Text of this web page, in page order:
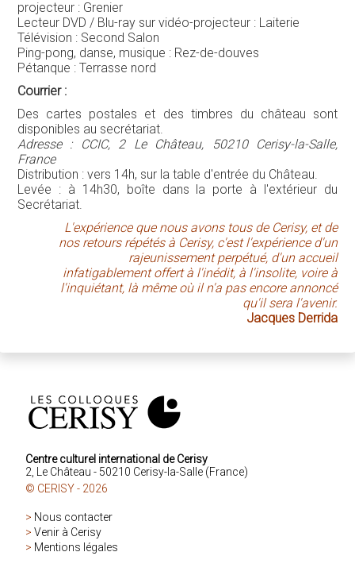
projecteur : Grenier
Lecteur DVD / Blu-ray sur vidéo-projecteur : Laiterie
Télévision : Second Salon
Ping-pong, danse, musique : Rez-de-douves
Pétanque : Terrasse nord
Courrier :
Des cartes postales et des timbres du château sont
disponibles au secrétariat.
Adresse : CCIC, 2 Le Château, 50210 Cerisy-la-Salle,
France
Distribution : vers 14h, sur la table d'entrée du Château.
Levée : à 14h30, boîte dans la porte à l'extérieur du
Secrétariat.
L'expérience que nous avons tous de Cerisy, et de
nos retours répétés à Cerisy, c'est l'expérience d'un
rajeunissement perpétué, d'un accueil
infatigablement offert à l'inédit, à l'insolite, voire à
l'inquiétant, là même où il n'a pas encore annoncé
qu'il sera l'avenir.
Jacques Derrida
Centre culturel international de Cerisy
2, Le Château - 50210 Cerisy-la-Salle (France)
© CERISY - 2026
> Nous contacter
> Venir à Cerisy
> Mentions légales